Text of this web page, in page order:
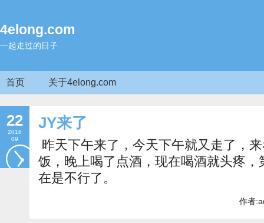
4elong.com
一起走过的日子
首页 关于4elong.com
22
2016
09
JY来了
昨天下午来了，今天下午就又走了，
饭，晚上喝了点酒，现在喝酒就头疼
在是不行了。
作者